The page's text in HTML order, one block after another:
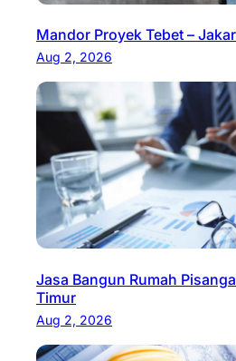
Mandor Proyek Tebet –
Aug 2, 2026
Jasa Bangun Rumah
Timur
Aug 2, 2026